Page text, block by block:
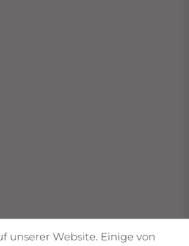
unserer Website. Einige von